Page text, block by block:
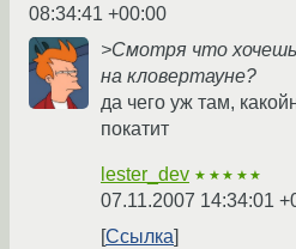
08:34:41 +00:00
>Смотря что
на кловертауне?
да чего уж там,
покатит
lester_dev ★★★★★
07.11.2007 14:34:01
Ссылка